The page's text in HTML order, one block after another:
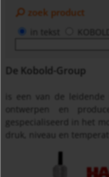
zoek product
in tekst
De Kobold-Group
is een van de
ontwerpen en
gespecialiseerd in het
druk, niveau en